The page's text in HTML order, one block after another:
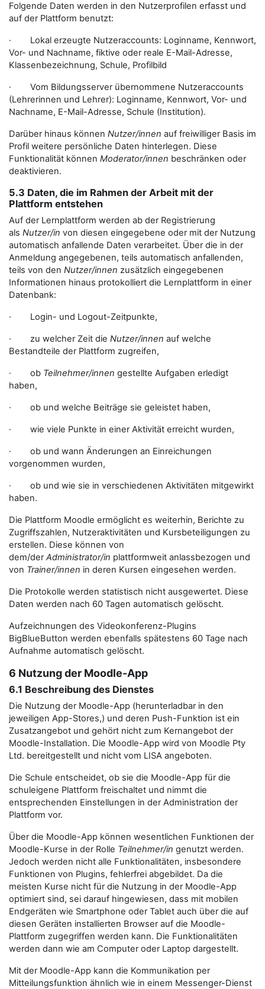
Folgende Daten werden in den Nutzerprofilen erfasst und
auf der Plattform benutzt:
· Lokal erzeugte Nutzeraccounts: Loginname, Kennwort,
Vor- und Nachname, fiktive oder reale E-Mail-Adresse,
Klassenbezeichnung, Schule, Profilbild
· Vom Bildungsserver übernommene Nutzeraccounts
(Lehrerinnen und Lehrer): Loginname, Kennwort, Vor- und
Nachname, E-Mail-Adresse, Schule (Institution).
Darüber hinaus können Nutzer/innen auf freiwilliger Basis im
Profil weitere persönliche Daten hinterlegen. Diese
Funktionalität können Moderator/innen beschränken oder
deaktivieren.
5.3 Daten, die im Rahmen der Arbeit mit der
Plattform entstehen
Auf der Lernplattform werden ab der Registrierung
als Nutzer/in von diesen eingegebene oder mit der Nutzung
automatisch anfallende Daten verarbeitet. Über die in der
Anmeldung angegebenen, teils automatisch anfallenden,
teils von den Nutzer/innen zusätzlich eingegebenen
Informationen hinaus protokolliert die Lernplattform in einer
Datenbank:
· Login- und Logout-Zeitpunkte,
· zu welcher Zeit die Nutzer/innen auf welche
Bestandteile der Plattform zugreifen,
· ob Teilnehmer/innen gestellte Aufgaben erledigt
haben,
· ob und welche Beiträge sie geleistet haben,
· wie viele Punkte in einer Aktivität erreicht wurden,
· ob und wann Änderungen an Einreichungen
vorgenommen wurden,
· ob und wie sie in verschiedenen Aktivitäten mitgewirkt
haben.
Die Plattform Moodle ermöglicht es weiterhin, Berichte zu
Zugriffszahlen, Nutzeraktivitäten und Kursbeteiligungen zu
erstellen. Diese können von
dem/derAdministrator/in plattformweit anlassbezogen und
von Trainer/innen in deren Kursen eingesehen werden.
Die Protokolle werden statistisch nicht ausgewertet. Diese
Daten werden nach 60 Tagen automatisch gelöscht.
Aufzeichnungen des Videokonferenz-Plugins
BigBlueButton werden ebenfalls spätestens 60 Tage nach
Aufnahme automatisch gelöscht.
6 Nutzung der Moodle-App
6.1 Beschreibung des Dienstes
Die Nutzung der Moodle-App (herunterladbar in den
jeweiligen App-Stores,) und deren Push-Funktion ist ein
Zusatzangebot und gehört nicht zum Kernangebot der
Moodle-Installation. Die Moodle-App wird von Moodle Pty
Ltd. bereitgestellt und nicht vom LISA angeboten.
Die Schule entscheidet, ob sie die Moodle-App für die
schuleigene Plattform freischaltet und nimmt die
entsprechenden Einstellungen in der Administration der
Plattform vor.
Über die Moodle-App können wesentlichen Funktionen der
Moodle-Kurse in der Rolle Teilnehmer/in genutzt werden.
Jedoch werden nicht alle Funktionalitäten, insbesondere
Funktionen von Plugins, fehlerfrei abgebildet. Da die
meisten Kurse nicht für die Nutzung in der Moodle-App
optimiert sind, sei darauf hingewiesen, dass mit mobilen
Endgeräten wie Smartphone oder Tablet auch über die auf
diesen Geräten installierten Browser auf die Moodle-
Plattform zugegriffen werden kann. Die Funktionalitäten
werden dann wie am Computer oder Laptop dargestellt.
Mit der Moodle-App kann die Kommunikation per
Mitteilungsfunktion ähnlich wie in einem Messenger-Dienst